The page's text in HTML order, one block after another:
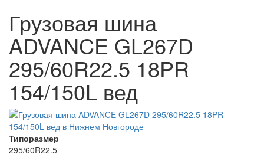
Грузовая шина
ADVANCE GL267D
295/60R22.5 18PR
154/150L вед
Типоразмер
295/60R22.5